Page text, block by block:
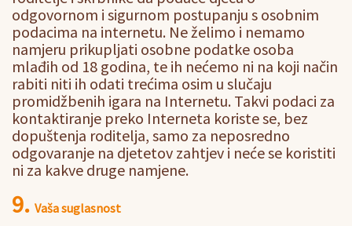
odgovornom i sigurnom postupanju s osobnim
podacima na internetu. Ne želimo i nemamo
namjeru prikupljati osobne podatke osoba
mlađih od 18 godina, te ih nećemo ni na koji način
rabiti niti ih odati trećima osim u slučaju
promidžbenih igara na Internetu. Takvi podaci za
kontaktiranje preko Interneta koriste se, bez
dopuštenja roditelja, samo za neposredno
odgovaranje na djetetov zahtjev i neće se koristiti
ni za kakve druge namjene.
9. Vaša suglasnost